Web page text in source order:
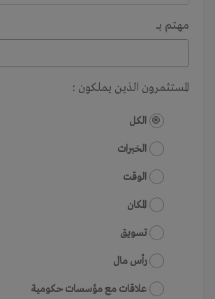
مهتم بـــ
المستثمرون الذين يملكون :
الكل
الخبرات
الوقت
المكان
تسويق
رأس مال
علاقات مع مؤسسات حكومية